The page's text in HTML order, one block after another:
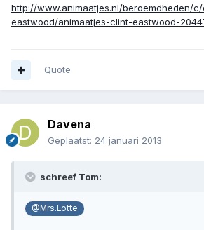
http://www.animaatjes.nl/beroemdheden/
eastwood/animaatjes-clint-eastwood-
Quote
Davena
Geplaatst: 24 januari 2013
schreef Tom:
@Mrs.Lotte